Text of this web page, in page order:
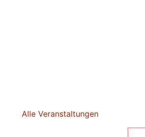
Alle Veranstaltungen